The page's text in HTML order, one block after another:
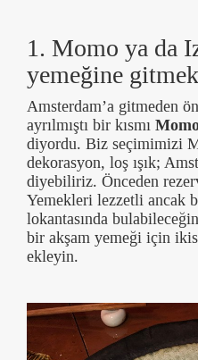
1. Momo ya da
yemeğine gitmek
Amsterdam’a gitmeden
ayrılmıştı bir kısmı
diyordu. Biz seçimimizi
dekorasyon, loş ışık;
diyebiliriz. Önceden
Yemekleri lezzetli ancak
lokantasında
bir akşam yemeği için
ekleyin.